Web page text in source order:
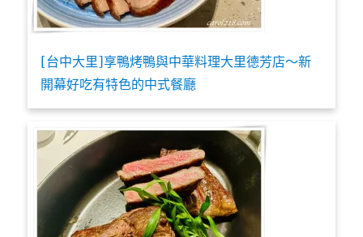
[台中大里]享鴨烤鴨與中華料理大里德芳店～新
開幕好吃有特色的中式餐廳